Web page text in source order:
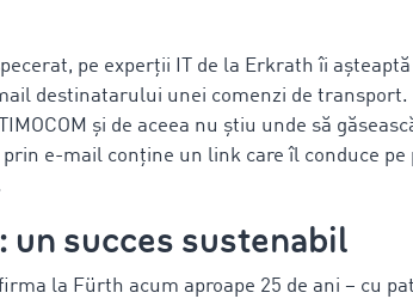
pe experții IT de la Erkrath îi
destinatarului unei comenzi de
și de aceea nu știu unde să
e-mail conține un link care îl conduce
succes sustenabil
la Fürth acum aproape 25 de ani – cu